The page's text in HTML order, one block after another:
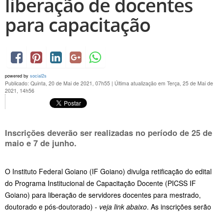
liberação de docentes
para capacitação
powered by social2s
Publicado: Quinta, 20 de Mai de 2021, 07h55 | Última atualização em Terça, 25 de Mai de
2021, 14h56
Inscrições deverão ser realizadas no período de 25 de
maio e 7 de junho.
O Instituto Federal Goiano (IF Goiano) divulga retificação do edital
do Programa Institucional de Capacitação Docente (PICSS IF
Goiano) para liberação de servidores docentes para mestrado,
doutorado e pós-doutorado) - veja link abaixo. As inscrições serão